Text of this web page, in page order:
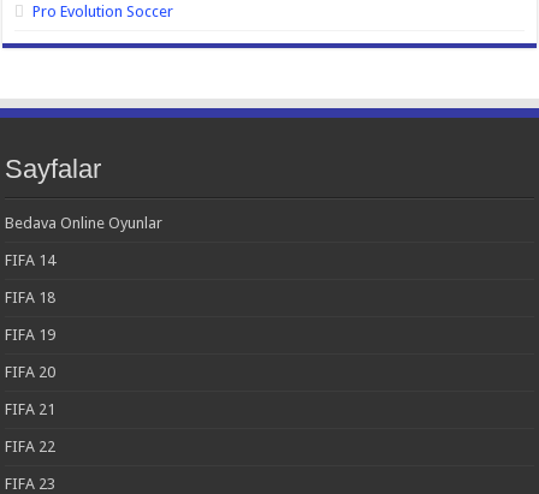
Pro Evolution Soccer
Sayfalar
Bedava Online Oyunlar
FIFA 14
FIFA 18
FIFA 19
FIFA 20
FIFA 21
FIFA 22
FIFA 23